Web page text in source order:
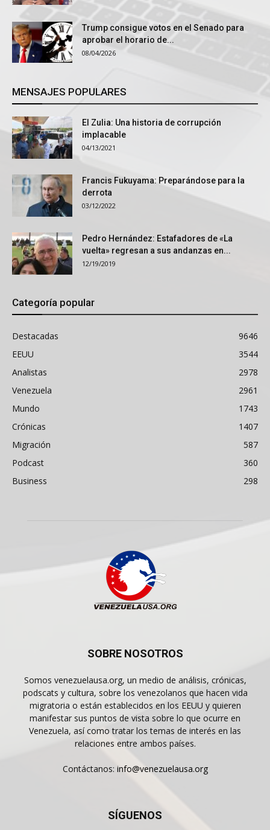
Trump consigue votos en el Senado para
aprobar el horario de...
08/04/2026
MENSAJES POPULARES
El Zulia: Una historia de corrupción
implacable
04/13/2021
Francis Fukuyama: Preparándose para la
derrota
03/12/2022
Pedro Hernández: Estafadores de «La
vuelta» regresan a sus andanzas en...
12/19/2019
Categoría popular
Destacadas
9646
EEUU
3544
Analistas
2978
Venezuela
2961
Mundo
1743
Crónicas
1407
Migración
587
Podcast
360
Business
298
SOBRE NOSOTROS
Somos venezuelausa.org, un medio de análisis, crónicas,
podscats y cultura, sobre los venezolanos que hacen vida
migratoria o están establecidos en los EEUU y quieren
manifestar sus puntos de vista sobre lo que ocurre en
Venezuela, así como tratar los temas de interés en las
relaciones entre ambos países.
Contáctanos: info@venezuelausa.org
SÍGUENOS